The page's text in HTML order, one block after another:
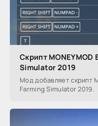
Скрипт MONEYMOD
Simulator 2019
Мод добавляет скрипт
Farming Simulator 2019.